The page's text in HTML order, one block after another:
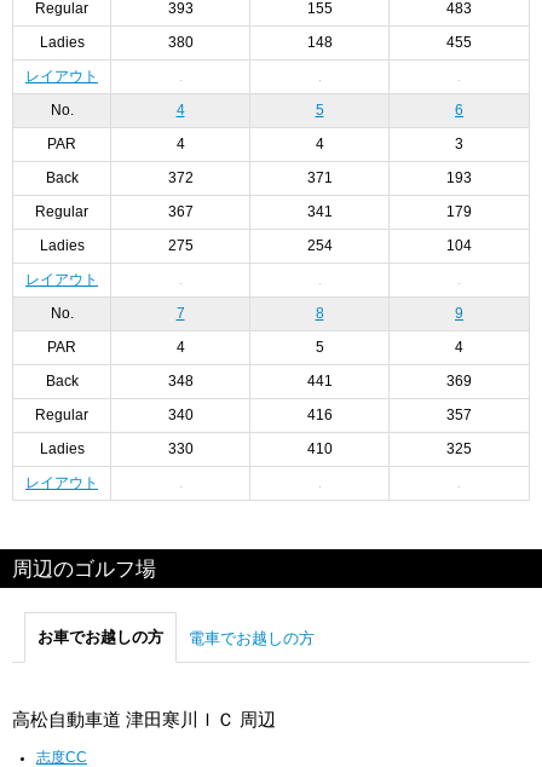
Regular 393 155 483
Ladies 380 148 455
レイアウト
No. 4 5 6
PAR 4 4 3
Back 372 371 193
Regular 367 341 179
Ladies 275 254 104
レイアウト
No. 7 8 9
PAR 4 5 4
Back 348 441 369
Regular 340 416 357
Ladies 330 410 325
レイアウト
周辺のゴルフ場
お車でお越しの方 電車でお越しの方
高松自動車道 津田寒川ＩＣ 周辺
志度CC